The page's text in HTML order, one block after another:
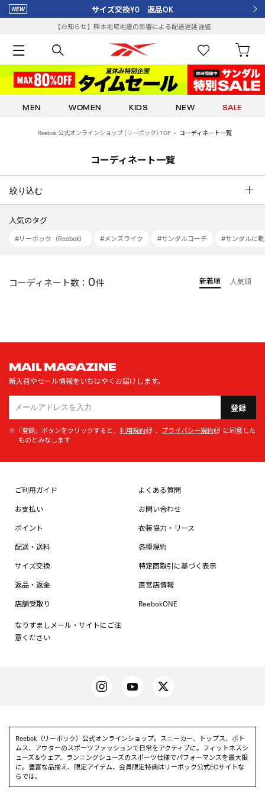
サイズ交換¥0 返品OK
【お知らせ】熊本地域地震の影響による配送遅延詳細
MEN WOMEN KIDS NEW SALE
Reebok 公式オンラインショップ (リーボック) TOP コーディネート一覧
コーディネート一覧
絞り込む
人気のタグ
#リーボック（Reebok） #メンズライク #サンダルコーデ #サンダルに
コーディネート数： 0件 新着順 人気順
MAIL MAGAZINE
新入荷やセール情報をいちはやくお届けします。
登録
※「登録」ボタンをクリックすると、 利用規約 、 プライバシー規約
に同意した
ものとみなします
ご利用ガイド
お支払い
ポイント
配送・送料
サイズ交換
返品・返金
店舗受取り
なりすましメール・サイトにご注
意ください
よくある質問
お問い合わせ
衣装協力・リース
各種規約
特定商取引に基づく表示
直営店情報
ReebokONE
Reebok（リーボック）公式オンラインショップ。スニーカー、トップス、ボト
ムス、アウターのスポーツファッションで日常をアクティブに。フィットネスシ
ューズ＆ウェア、ランニングシューズのスポーツ仕様でパフォーマンスを最大限
に。豊富な品揃え、限定アイテム、会員限定特典はリーボック公式ECサイトな
らでは。